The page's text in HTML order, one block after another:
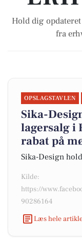
Hold dig
fra
OPSLAGSTAVLEN
Sika-
lagersalg i
rabat på
Sika-Design
Kilde:
https://
90286164
Læs hele